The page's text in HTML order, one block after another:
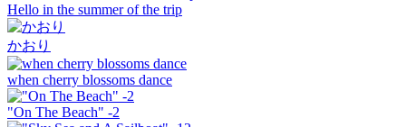
Hello in the summer of the trip
かおり
when cherry blossoms dance
"On The Beach" -2